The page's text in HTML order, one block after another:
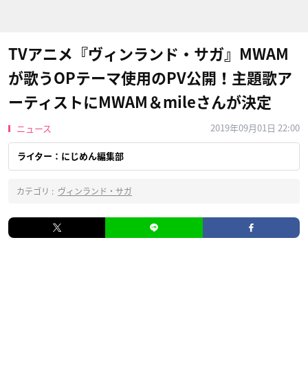
TVアニメ『ヴィンランド・サガ』MWAM
が歌うOPテーマ使用のPV公開！主題歌ア
ーティストにMWAM＆mileさんが決定
ニュース 2019年09月01日 22:00
ライター：にじめん編集部
カテゴリ : ヴィンランド・サガ